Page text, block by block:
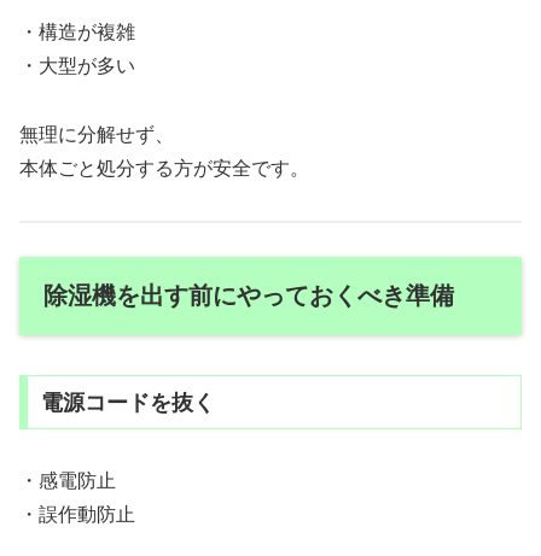
・構造が複雑
・大型が多い
無理に分解せず、
本体ごと処分する方が安全です。
除湿機を出す前にやっておくべき準備
電源コードを抜く
・感電防止
・誤作動防止